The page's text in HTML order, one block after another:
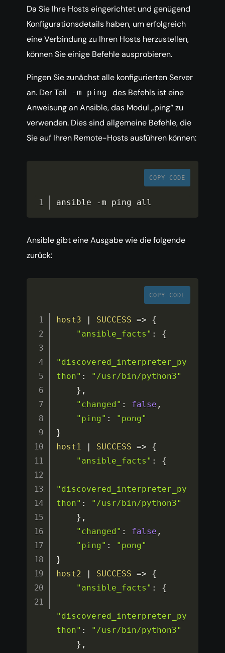
Da Sie Ihre Hosts eingerichtet und genügend
Konfigurationsdetails haben, um erfolgreich
eine Verbindung zu Ihren Hosts herzustellen,
können Sie einige Befehle ausprobieren.
Pingen Sie zunächst alle konfigurierten Server
an. Der Teil
-m ping
des Befehls ist eine
Anweisung an Ansible, das Modul „ping“ zu
verwenden. Dies sind allgemeine Befehle, die
Sie auf Ihren Remote-Hosts ausführen können:
COPY CODE
ansible -m ping all
Ansible gibt eine Ausgabe wie die folgende
zurück:
COPY CODE
host3 SUCCESS =>
{
"ansible_facts" : {
"discovered_interpreter_py
thon" :
"/usr/bin/python3"
} ,
"changed" : false ,
"ping" :
"pong"
}
host1
SUCCESS =>
{
"ansible_facts" : {
"discovered_interpreter_py
thon" :
"/usr/bin/python3"
} ,
"changed" : false ,
"ping" :
"pong"
}
host2
SUCCESS =>
{
"ansible_facts" : {
"discovered_interpreter_py
thon" :
"/usr/bin/python3"
} ,